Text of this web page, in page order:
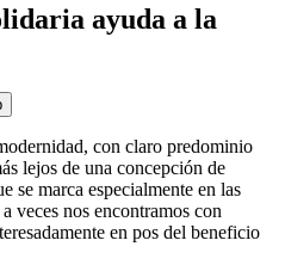
ayuda a la
con claro predominio
lejos de una concepción de
se marca especialmente en las
veces nos encontramos con
en pos del beneficio